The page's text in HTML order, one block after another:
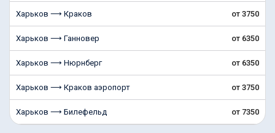
Харьков ⟶ Краков от 3750
Харьков ⟶ Ганновер от 6350
Харьков ⟶ Нюрнберг от 6350
Харьков ⟶ Краков аэропорт от 3750
Харьков ⟶ Билефельд от 7350